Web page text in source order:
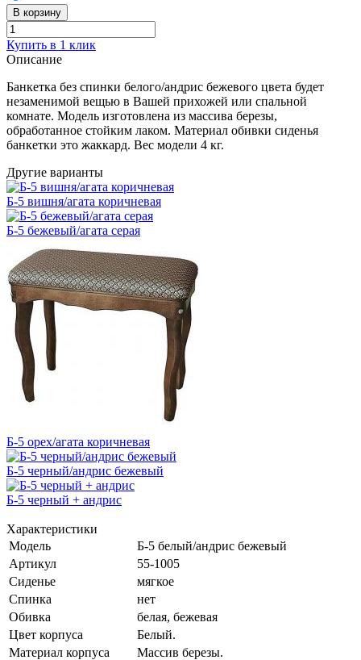
В корзину
Купить в 1 клик
Описание
Банкетка без спинки белого/андрис бежевого цвета будет
незаменимой вещью в Вашей прихожей или спальной
комнате. Модель изготовлена из массива березы,
обработанное стойким лаком. Материал обивки сиденья
банкетки это жаккард. Вес модели 4 кг.
Другие варианты
Б-5 вишня/агата коричневая
Б-5 бежевый/агата серая
Б-5 орех/агата коричневая
Б-5 черный/андрис бежевый
Б-5 черный + андрис
Характеристики
Модель
Б-5 белый/андрис бежевый
Артикул
55-1005
Сиденье
мягкое
Спинка
нет
Обивка
белая, бежевая
Цвет корпуса
Белый.
Материал корпуса
Массив березы.